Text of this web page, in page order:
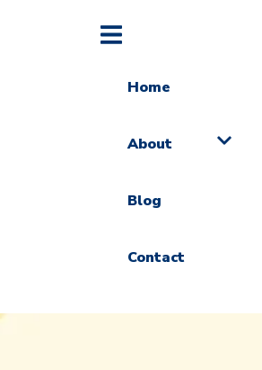
Home
About
Blog
Contact